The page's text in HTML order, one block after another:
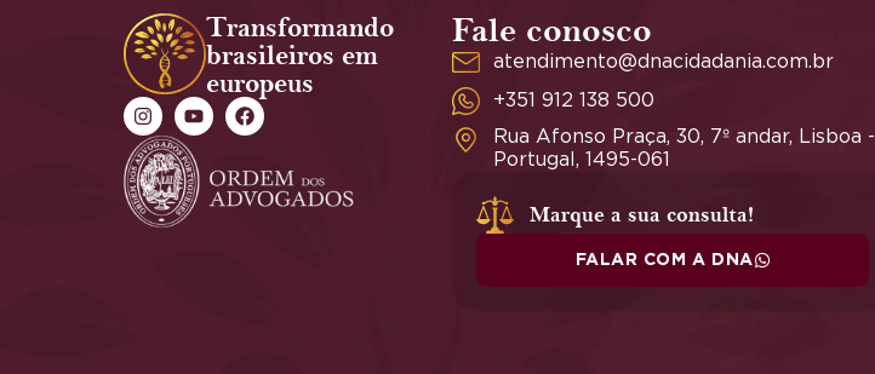
Transformando
brasileiros em
europeus
Fale conosco
atendimento@dnacidadania.com.br
+351 912 138 500
Rua Afonso Praça, 30, 7º andar, Lisboa -
Portugal, 1495-061
Marque a sua consulta!
FALAR COM A DNA